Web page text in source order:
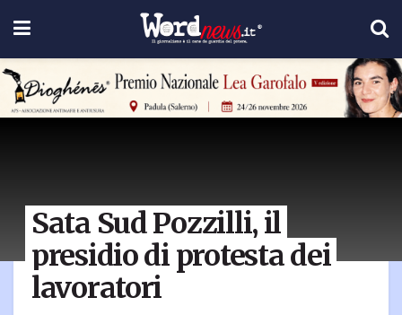
Sata Sud Pozzilli, il
presidio di protesta dei
lavoratori